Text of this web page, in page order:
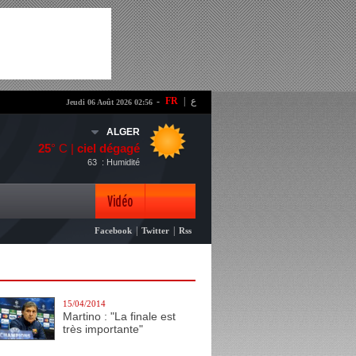
- FR ع Jeudi 06 Août 2026 02:56
ALGER
25° C | ciel dégagé
: Humidité
63
Vidéo
Photo
Facebook Twitter Rss
15/04/2014
Martino : "La finale est
très importante"